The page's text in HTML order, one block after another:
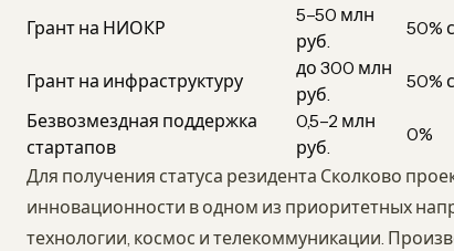
Грант на НИОКР
5–50 млн
руб.
50%
Грант на инфраструктуру
до 300 млн
руб.
50%
Безвозмездная поддержка
стартапов
0,5–2 млн
руб.
0%
Для получения статуса резидента Сколково
инновационности в одном из приоритетных
технологии, космос и телекоммуникации.